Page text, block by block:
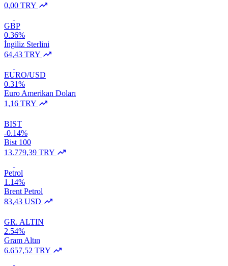
0,00 TRY
GBP
0.36%
İngiliz Sterlini
64,43 TRY
EURO/USD
0.31%
Euro Amerikan Doları
1,16 TRY
BIST
-0.14%
Bist 100
13.779,39 TRY
Petrol
1.14%
Brent Petrol
83,43 USD
GR. ALTIN
2.54%
Gram Altın
6.657,52 TRY